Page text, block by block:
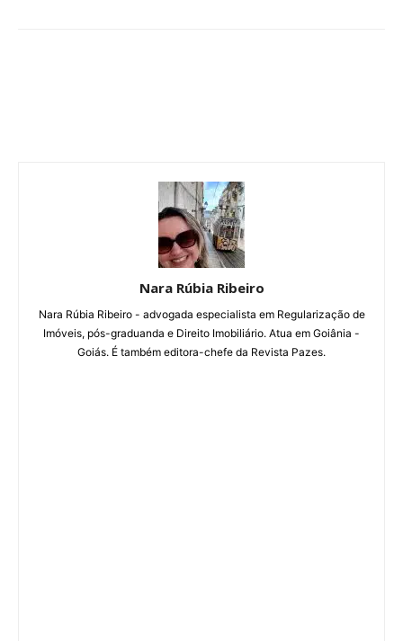
Nara Rúbia Ribeiro
Nara Rúbia Ribeiro - advogada especialista em Regularização de
Imóveis, pós-graduanda e Direito Imobiliário. Atua em Goiânia -
Goiás. É também editora-chefe da Revista Pazes.